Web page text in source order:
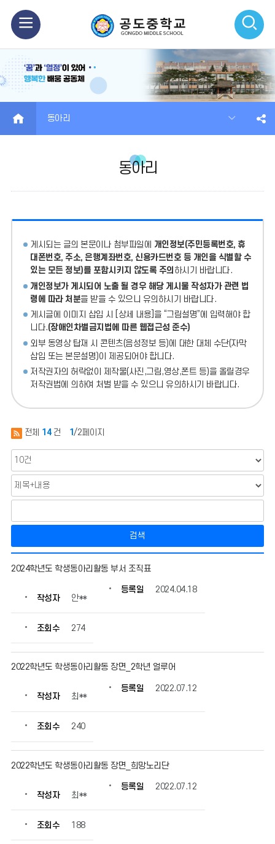
모
바
일
메
뉴
기
검
색
열
기
HOME 동아리
동아리
게시되는 글의 본문이나 첨부파일에 개인정보(주민등록번호, 휴
대폰번호, 주소, 은행계좌번호, 신용카드번호 등 개인을 식별할 수
있는 모든 정보)를 포함시키지 않도록 주의 하시기 바랍니다.
개인정보가 게시되어 노출 될 경우 해당 게시물 작성자가 관련 법
령에 따라 처분을 받을 수 있으니 유의하시기 바랍니다.
게시글에 이미지 삽입 시 [상세 내용]을 “그림설명”에 입력해야 합
니다.(장애인차별금지법에 따른 웹접근성 준수)
외부 동영상 탑재 시 콘텐츠(음성정보 등)에 대한 대체 수단(자막
삽입 또는 본문설명)이 제공되어야 합니다.
저작권자의 허락없이 제작물(사진,그림,영상,폰트 등)을 올릴경우
저작권법에 의하여 처벌 받을 수 있으니 유의하시기 바랍니다.
전체 14 건 1 /2페이지
검색
아
게
번
호,
성
등
록
일,
2024학년도 학생동아리활동 부서 조직표
작성자 안**
등록일 2024.04.18
조회수 274
2022학년도 학생동아리활동 장면_2학년 얼루어
작성자 최**
등록일 2022.07.12
조회수 240
2022학년도 학생동아리활동 장면_희망노리단
작성자 최**
등록일 2022.07.12
조회수 188